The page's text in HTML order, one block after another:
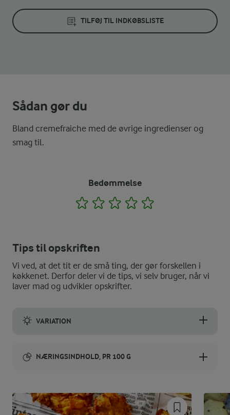
TILFØJ TIL INDKØBSLISTE
Sådan gør du
Bland cremefraiche med de øvrige ingredienser og
smag til.
Bedømmelse
1 2 3 4
Tips til opskriften
Vi ved, at det tit er de små ting, der gør forskellen i
køkkenet. Derfor deler vi de tips, vi selv bruger, når vi
laver mad og udvikler opskrifter.
VARIATION
NÆRINGSINDHOLD, PR 100 G
612 kJ / 146 kcal